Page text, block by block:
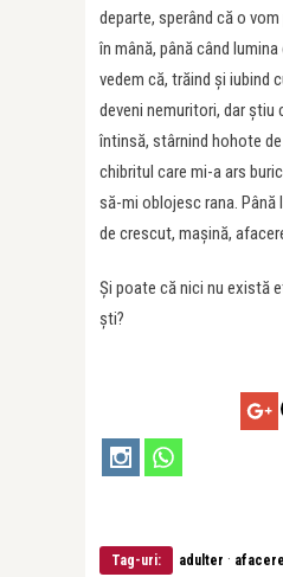
departe, sperând că o
în mână, până când
vedem că, trăind şi iubind
deveni nemuritori, dar ştiu
întinsă, stârnind hohote
chibritul care mi-a ars
să-mi oblojesc rana. Până
de crescut, maşină,
Şi poate că nici nu există
şti?
Tag-uri: adulter · afacere